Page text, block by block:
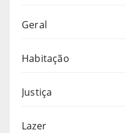
Geral
Habitação
Justiça
Lazer